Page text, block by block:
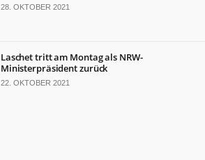
28. OKTOBER 2021
Laschet tritt am Montag als NRW-
Ministerpräsident zurück
22. OKTOBER 2021